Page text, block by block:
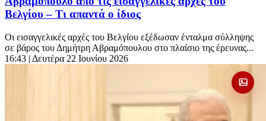
Βελγίου – Τι απαντά ο ίδιος
Οι εισαγγελικές αρχές του Βελγίου εξέδωσαν ένταλμα σύλληψης
σε βάρος του Δημήτρη Αβραμόπουλου στο πλαίσιο της έρευνας...
16:43 | Δευτέρα 22 Ιουνίου 2026